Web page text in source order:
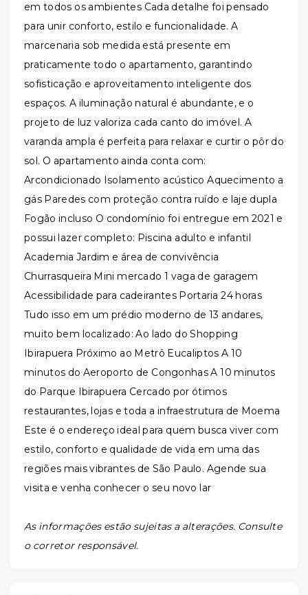
em todos os ambientes Cada detalhe foi pensado
para unir conforto, estilo e funcionalidade. A
marcenaria sob medida está presente em
praticamente todo o apartamento, garantindo
sofisticação e aproveitamento inteligente dos
espaços. A iluminação natural é abundante, e o
projeto de luz valoriza cada canto do imóvel. A
varanda ampla é perfeita para relaxar e curtir o pôr do
sol. O apartamento ainda conta com:
Arcondicionado Isolamento acústico Aquecimento a
gás Paredes com proteção contra ruído e laje dupla
Fogão incluso O condomínio foi entregue em 2021 e
possui lazer completo: Piscina adulto e infantil
Academia Jardim e área de convivência
Churrasqueira Mini mercado 1 vaga de garagem
Acessibilidade para cadeirantes Portaria 24 horas
Tudo isso em um prédio moderno de 13 andares,
muito bem localizado: Ao lado do Shopping
Ibirapuera Próximo ao Metrô Eucaliptos A 10
minutos do Aeroporto de Congonhas A 10 minutos
do Parque Ibirapuera Cercado por ótimos
restaurantes, lojas e toda a infraestrutura de Moema
Este é o endereço ideal para quem busca viver com
estilo, conforto e qualidade de vida em uma das
regiões mais vibrantes de São Paulo. Agende sua
visita e venha conhecer o seu novo lar
As informações estão sujeitas a alterações. Consulte
o corretor responsável.